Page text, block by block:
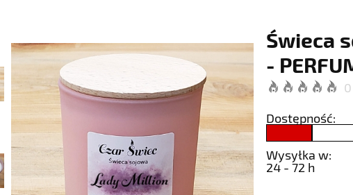
Świeca
-
0
Dostępność:
Wysyłka w:
24 - 72 h